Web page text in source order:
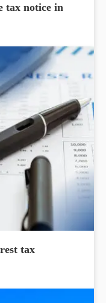
tax notice in
tax